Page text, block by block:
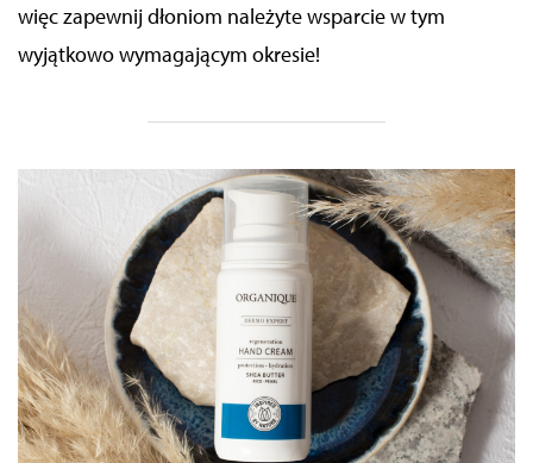
więczapewnij dłoniom należyte wsparcie w tym
wyjątkowo wymagającym okresie!